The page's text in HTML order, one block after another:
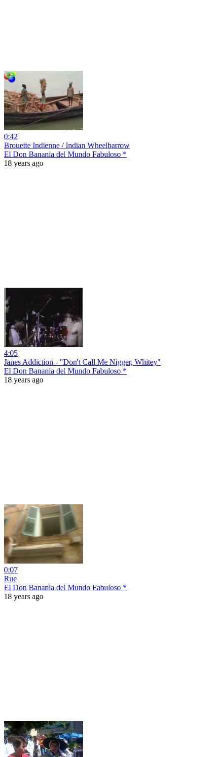
0:42
Brouette Indienne / Indian Wheelbarrow
El Don Banania del Mundo Fabuloso *
18 years ago
4:05
Janes Addiction - "Don't Call Me Nigger, Whitey"
El Don Banania del Mundo Fabuloso *
18 years ago
0:07
Rue
El Don Banania del Mundo Fabuloso *
18 years ago